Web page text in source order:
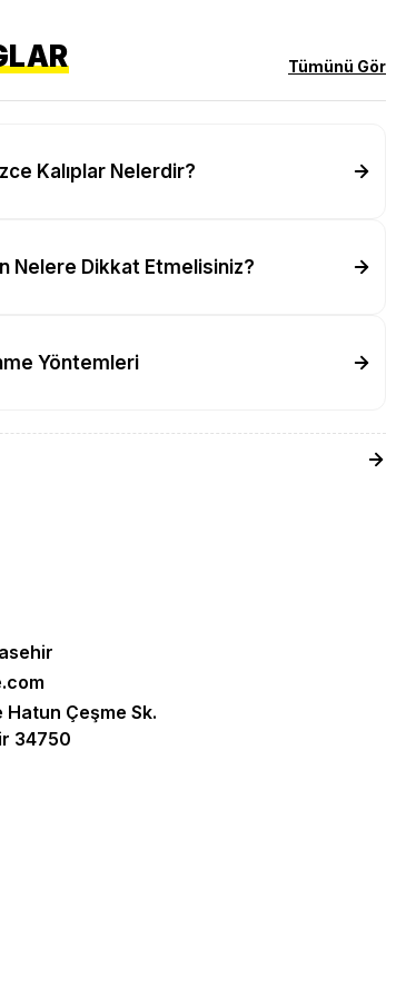
Tümünü Gör
Kalıplar Nelerdir?
Nelere Dikkat Etmelisiniz?
Yöntemleri
Çeşme Sk.
34750